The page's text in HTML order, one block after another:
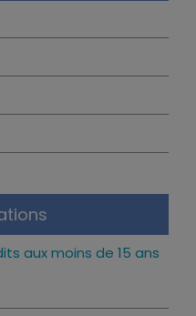
aux moins de 15 ans